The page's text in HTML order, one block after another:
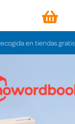
gratis en 3-6 días.